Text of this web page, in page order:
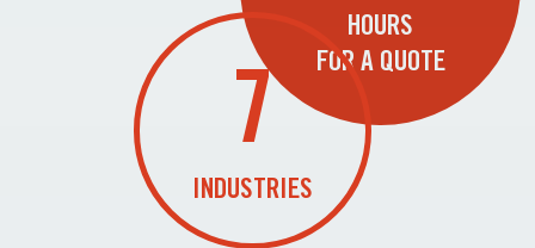
HOURS
FOR A QUOTE
7
INDUSTRIES